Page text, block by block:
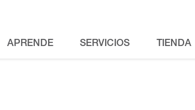
APRENDE SERVICIOS TIENDA